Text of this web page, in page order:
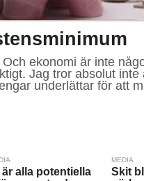
ekonomi är inte
Jag tror absolut inte
underlättar för att
är alla potentiella
MEDIA
Skit